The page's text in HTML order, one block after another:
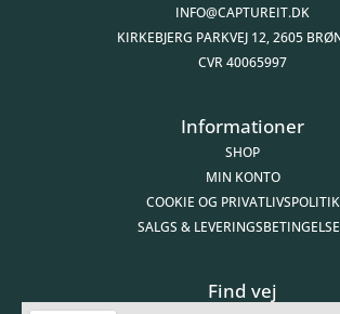
INFO@CAPTUREIT.DK
KIRKEBJERG PARKVEJ 12, 2605
CVR 40065997
Informationer
SHOP
MIN KONTO
COOKIE OG PRIVATLIVSPOLITIK
SALGS &
Find vej